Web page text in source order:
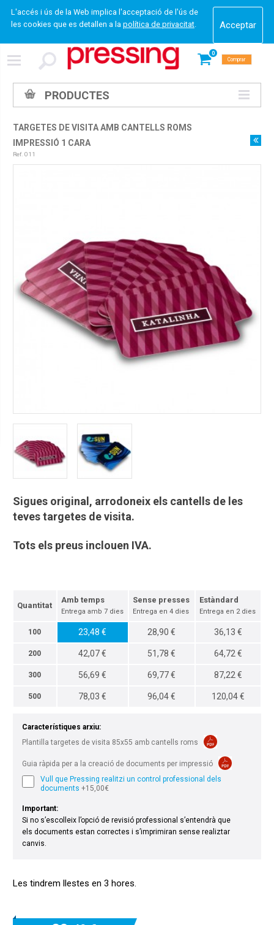
L'accés i ús de la Web implica l'acceptació de l'ús de
les cookies que es detallen a la política de privacitat.
0
Comprar
PRODUCTES
TARGETES DE VISITA AMB CANTELLS ROMS
IMPRESSIÓ 1 CARA
Ref. 011
Sigues original, arrodoneix els cantells de les
teves targetes de visita.
Tots els preus inclouen IVA.
Quantitat
Amb temps
Entrega amb 7 dies
Sense presses
Entrega en 4 dies
Estàndard
Entrega en 2 dies
100 23,48 € 28,90 € 36,13 €
200 42,07 € 51,78 € 64,72 €
300 56,69 € 69,77 € 87,22 €
500 78,03 € 96,04 € 120,04 €
Característiques arxiu:
Plantilla targetes de visita 85x55 amb cantells roms
Guia ràpida per a la creació de documents per impressió
Vull que Pressing realitzi un control professional dels
documents +15,00€
Important:
Si no s’escolleix l’opció de revisió professional s’entendrà que
els documents estan correctes i s’imprimiran sense realiztar
canvis.
Les tindrem llestes en 3 hores.